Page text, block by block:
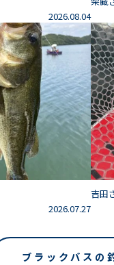
2026.08.04
2026.07.27
吉田
ブラックバスの